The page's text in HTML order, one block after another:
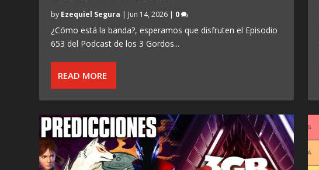
by Ezequiel Segura | Jun 14, 2026 | 0
¿Cómo está la banda?, esperamos que disfruten el Episodio
653 del Podcast de los 3 Gordos...
READ MORE